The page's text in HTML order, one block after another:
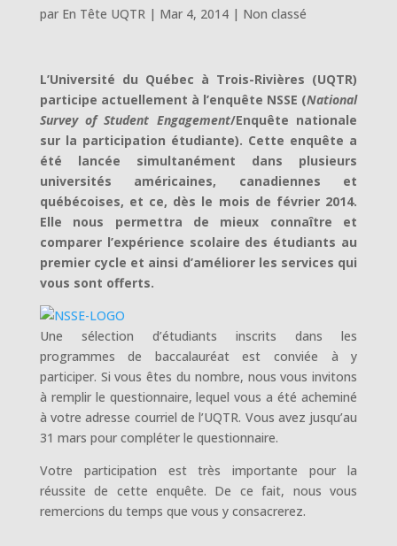
par En Tête UQTR| Mar 4, 2014| Non classé
L’Université du Québec à Trois-Rivières (UQTR)
participe actuellement à l’enquête NSSE (National
Survey of Student Engagement/Enquête nationale
sur la participation étudiante). Cette enquête a
été lancée simultanément dans plusieurs
universités américaines, canadiennes et
québécoises, et ce, dès le mois de février 2014.
Elle nous permettra de mieux connaître et
comparer l’expérience scolaire des étudiants au
premier cycle et ainsi d’améliorer les services qui
vous sont offerts.
Une sélection d’étudiants inscrits dans les
programmes de baccalauréat est conviée à y
participer. Si vous êtes du nombre, nous vous invitons
à remplir le questionnaire, lequel vous a été acheminé
à votre adresse courriel de l’UQTR. Vous avez jusqu’au
31 mars pour compléter le questionnaire.
Votre participation est très importante pour la
réussite de cette enquête. De ce fait, nous vous
remercions du temps que vous y consacrerez.